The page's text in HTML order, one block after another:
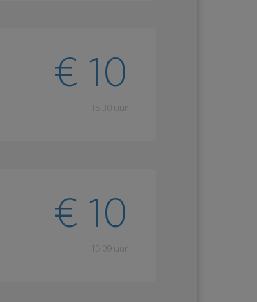
€ 10
15:30 uur
€ 10
15:09 uur